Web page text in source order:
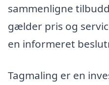
sammenligne
gælder pris og
en informeret
Tagmaling er en